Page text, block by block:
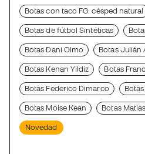
Botas con taco FG: césped natural
Botas de fútbol Sintéticas
Botas Dani Olmo Botas Julián
Botas Kenan Yildiz Botas
Botas Federico Dimarco
Botas Moise Kean Botas
Novedad